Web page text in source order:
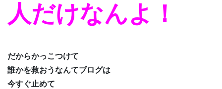
人だけなんよ！
だからかっこつけて
誰かを救おうなんてブログは
今すぐ止めて